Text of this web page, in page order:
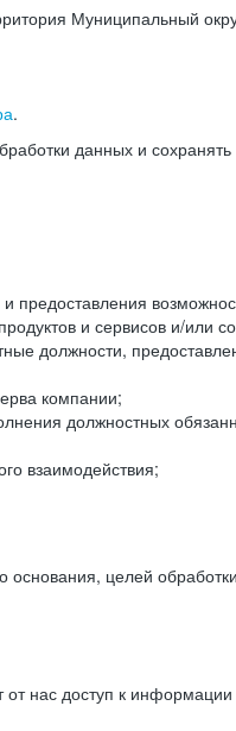
Муниципальный
.
данных и
и сервисов и/или
должности,
компании;
должностных
взаимодействия;
основания, целей
нас доступ к